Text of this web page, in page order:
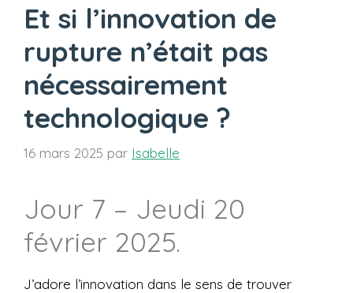
Et si l’innovation de
rupture n’était pas
nécessairement
technologique ?
16 mars 2025 par Isabelle
Jour 7 – Jeudi 20
février 2025.
J’adore l’innovation dans le sens de trouver